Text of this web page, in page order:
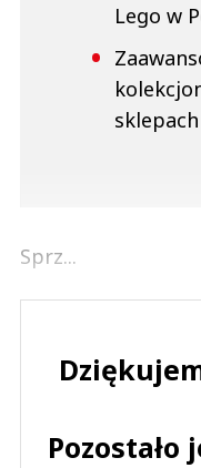
Lego w
Sprz...
Pozostało